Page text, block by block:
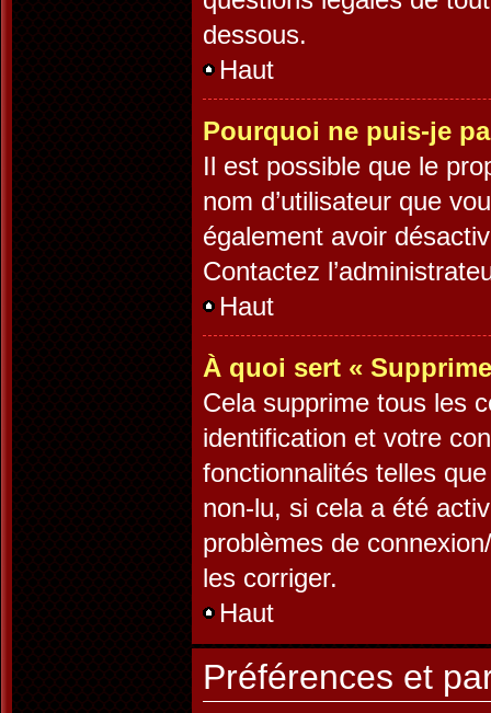
dessous.
Haut
Pourquoi ne puis-je
Il est possible que le
nom d’utilisateur que
également avoir
Contactez
Haut
À quoi sert «
Cela supprime tous les
identification et votre
fonctionnalités telles
non-lu, si cela a été
problèmes de
les corriger.
Haut
Préférences et